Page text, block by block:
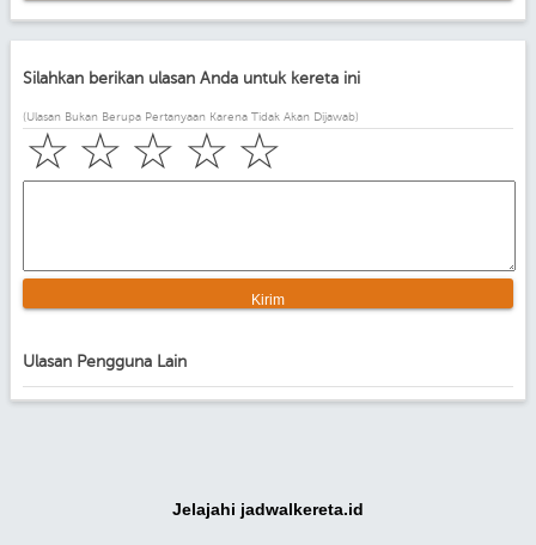
Silahkan berikan ulasan Anda untuk kereta ini
(Ulasan Bukan Berupa Pertanyaan Karena Tidak Akan Dijawab)
☆
☆
☆
☆
☆
Ulasan Pengguna Lain
Jelajahi jadwalkereta.id